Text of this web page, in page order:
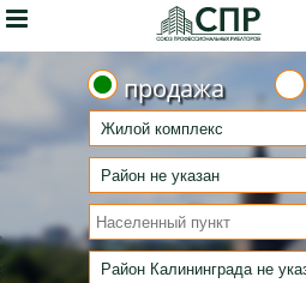

продажа